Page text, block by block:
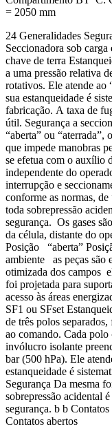
= 2050 mm
24 Generalidades
Seccionadora sob
chave de terra
a uma pressão relativa
rotativos. Ele atende ao
sua estanqueidade é
fabricação. A taxa de
útil. Segurança a
“aberta” ou
que impede manobras
se efetua com o auxílio
independente do
interrupção e
conforme as normas,
toda sobrepressão
segurança. Os gases
da célula, distante do
Posição “aberta”
ambiente as peças são
otimizada dos campos
foi projetada para
acesso às áreas
SF1 ou SFset
de três polos
ao comando. Cada polo
invólucro isolante
bar (500 hPa). Ele
estanqueidade é
Segurança Da mesma
sobrepressão acidental
segurança. b b
Contatos abertos